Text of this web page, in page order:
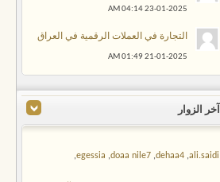
23-01-2025
04:14 AM
التجارة في العملات الرقمية في العراق
21-01-2025
01:49 AM
آخر الزوار
ali.saidi
,
dehaa4
,
doaa nile7
,
egessia
,